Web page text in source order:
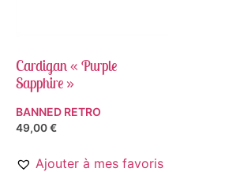
Cardigan « Purple
Sapphire »
BANNED RETRO
49,00€
Ajouter à mes favoris